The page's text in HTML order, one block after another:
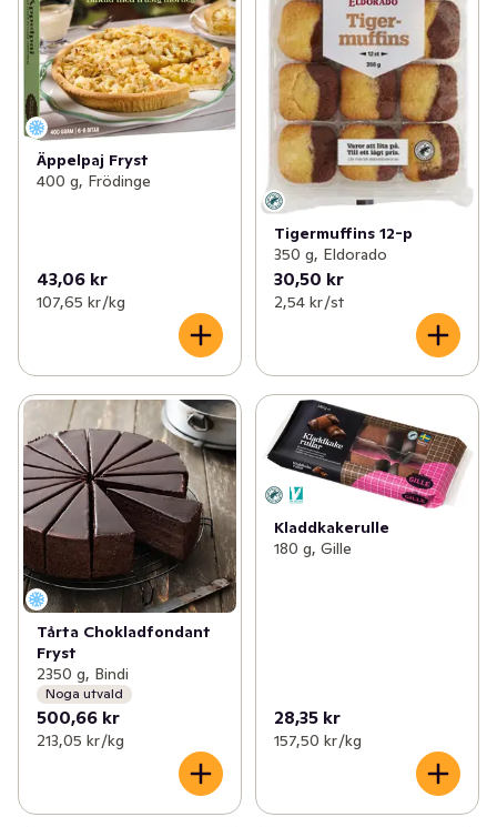
Äppelpaj Fryst
400 g, Frödinge
43,06 kr
107,65 kr /kg
Tigermuffins 12-p
350 g, Eldorado
30,50 kr
2,54 kr /st
Tårta Chokladfondant
Fryst
2350 g, Bindi
Noga utvald
500,66 kr
213,05 kr /kg
Kladdkakerulle
180 g, Gille
28,35 kr
157,50 kr /kg